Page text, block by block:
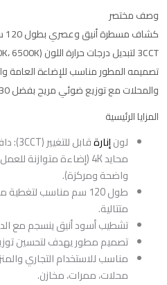
وصف مختصر
تصميمه المطور مناسب للإضاءة العامة
والمحلات مع توزيع ضوئي مريح بفضل 30 توفل.
المزايا الرئيسية
لونإنارة
واضحة ومركزة).
طول 120 سم مناسب
متتالية.
تشطيب أسود أنيق ينسجم مع
تصميم مطور يهدف لتحسين
مناسب للاستخدام التجاري
محلات، ممرات، مخازن.